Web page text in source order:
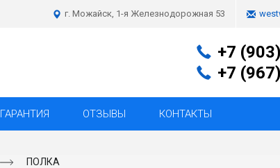
г. Можайск, 1-я Железнодорожная 53
+7
+7
ГАРАНТИЯ ОТЗЫВЫ КОНТАКТЫ
ПОЛКА